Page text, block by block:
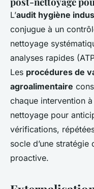
L’audit hygiène
conjugue à un
nettoyage
analyses rapides
Les procédures de
agroalimentaire
chaque intervention
nettoyage pour
vérifications,
socle d’une stratégie
proactive.